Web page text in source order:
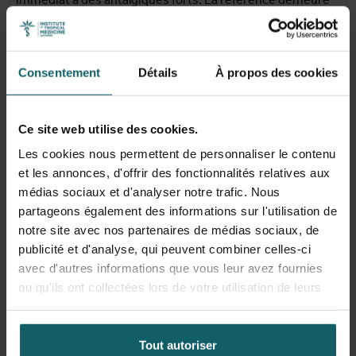
Consentement Détails À propos des cookies
Ce site web utilise des cookies.
Les cookies nous permettent de personnaliser le contenu
et les annonces, d'offrir des fonctionnalités relatives aux
médias sociaux et d'analyser notre trafic. Nous
partageons également des informations sur l'utilisation de
notre site avec nos partenaires de médias sociaux, de
publicité et d'analyse, qui peuvent combiner celles-ci
avec d'autres informations que vous leur avez fournies
ou qu'ils ont collectées lors de votre utilisation de leurs
Tout autoriser
la morphine, mais sa disponibilité et bonne utilisation
chez les enfants sont très peu documentées.
Il est
moralement impératif de se pencher sur les besoins de
ces enfants. Dans ce but, la Coopération Belge au
Développement va financer en 2024 une nouvelle
d’Anvers (IMT), Pallia Familli et ACOREP. Les résultats de la
recherche pourront orienter une révision des politiques
de règlementation, approvisionnement, prescription et
suivi clinique, afin de permettre une thérapie de la douleur
adéquate et ponctuelle chez les enfants en RDC.
Au-delà de la RDC, le problème de l’accès aux antalgiques
forts est généralement négligé par les bailleurs actifs dans
la santé globale, qui donnent la priorité à la prévention et
holistique des personnes. La Belgique, par contre,
adresse ce besoin en thérapie de la douleur, notamment